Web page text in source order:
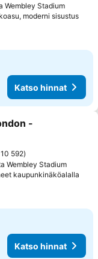
Wembley Stadium
moderni sisustus
Katso hinnat
-
10 592
Wembley Stadium
kaupunkinäköalalla
Katso hinnat